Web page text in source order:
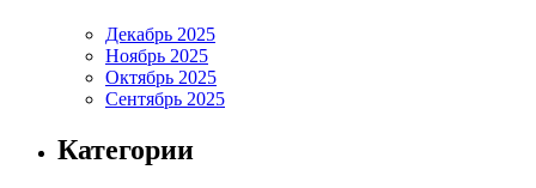
Декабрь 2025
Ноябрь 2025
Октябрь 2025
Сентябрь 2025
Категории